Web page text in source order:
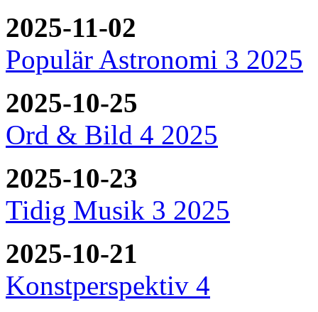
2025-11-02
Populär Astronomi 3 2025
2025-10-25
Ord & Bild 4 2025
2025-10-23
Tidig Musik 3 2025
2025-10-21
Konstperspektiv 4